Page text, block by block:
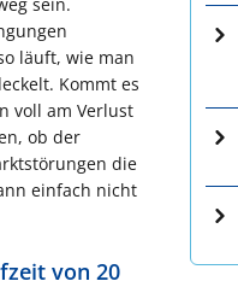
läuft, wie man
Kommt es
voll am Verlust
ob der
die
einfach nicht
von 20